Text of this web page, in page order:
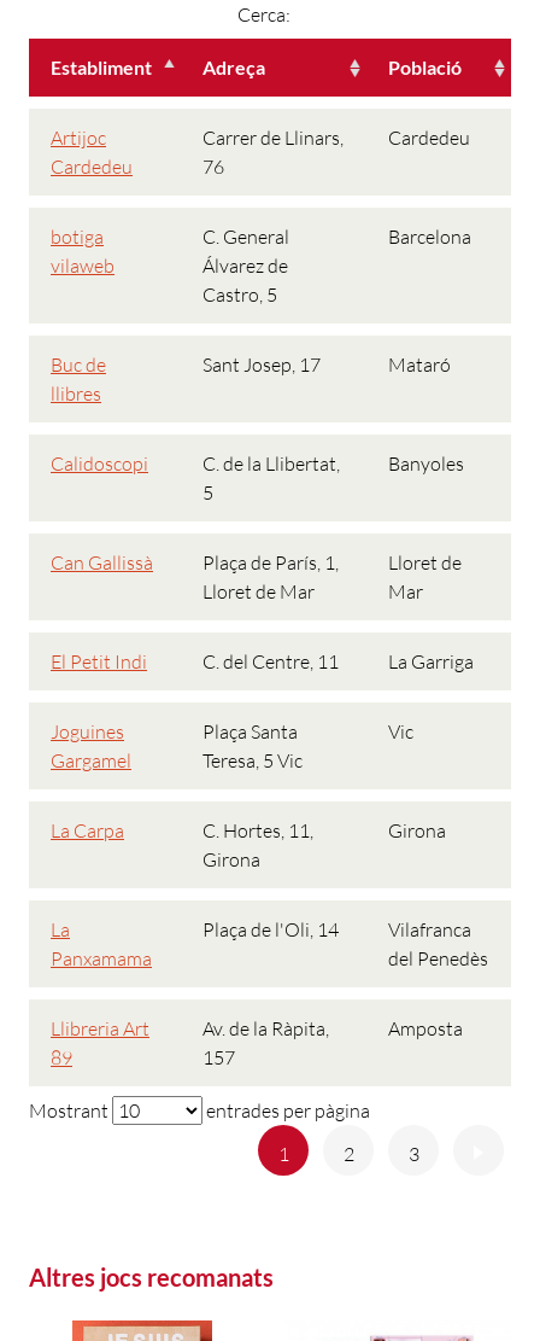
Cerca:
Establiment Adreça Població
Artijoc
Cardedeu
Carrer de Llinars,
76
Cardedeu
botiga
vilaweb
C. General
Álvarez de
Castro, 5
Barcelona
Buc de
llibres
Sant Josep, 17 Mataró
Calidoscopi
C. de la Llibertat,
5
Banyoles
Can Gallissà
Plaça de París, 1,
Lloret de Mar
Lloret de
Mar
El Petit Indi C. del Centre, 11 La Garriga
Joguines
Gargamel
Plaça Santa
Teresa, 5 Vic
Vic
La Carpa
C. Hortes, 11,
Girona
Girona
La
Panxamama
Plaça de l'Oli, 14
Vilafranca
del Penedès
Llibreria Art
89
Av. de la Ràpita,
157
Amposta
Mostrant
entrades per pàgina
Anterior
1 2 3
Altres jocs recomanats